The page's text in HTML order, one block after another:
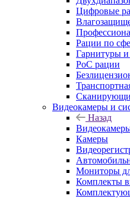
Цифровые
Рации по
Гарнитуры
PoC рации
Видеокамеры и
Назад
Камеры
Мониторы
Комплекты